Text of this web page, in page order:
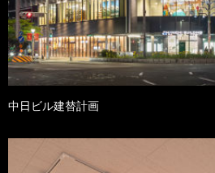
中日ビル建替計画